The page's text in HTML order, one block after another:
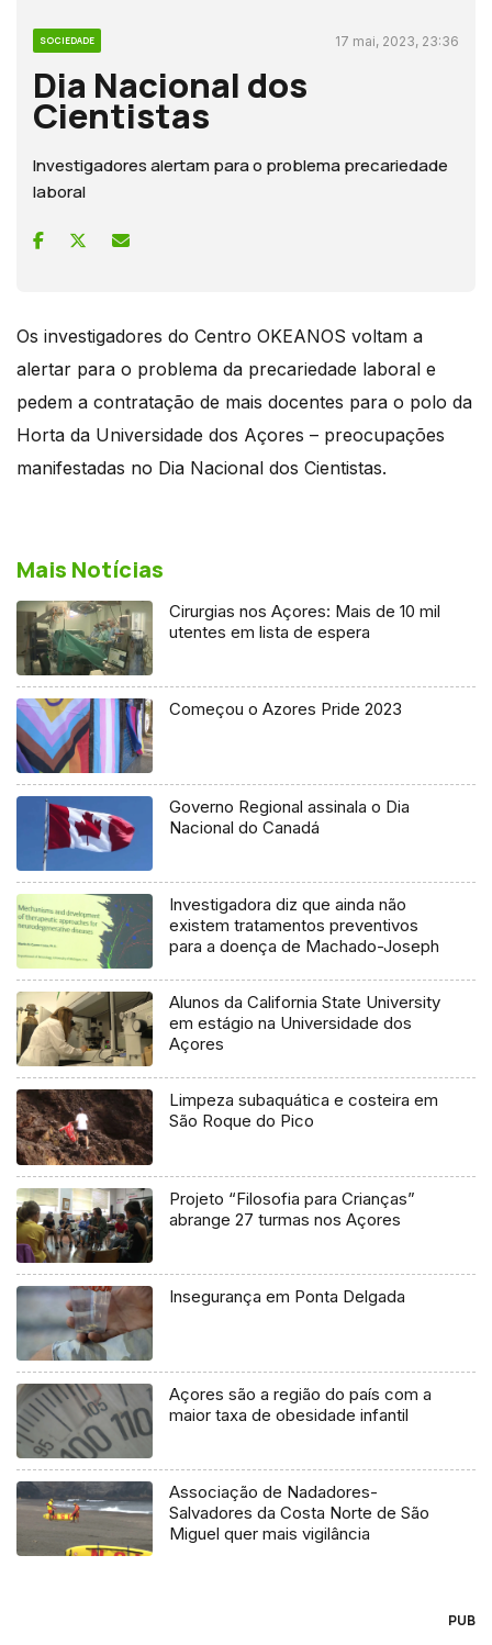
SOCIEDADE 17 mai, 2023, 23:36
Dia Nacional dos
Cientistas
Investigadores alertam para o problema precariedade
laboral
Os investigadores do Centro OKEANOS voltam a
alertar para o problema da precariedade laboral e
pedem a contratação de mais docentes para o polo da
Horta da Universidade dos Açores – preocupações
manifestadas no Dia Nacional dos Cientistas.
Mais Notícias
Cirurgias nos Açores: Mais de 10 mil
utentes em lista de espera
Começou o Azores Pride 2023
Governo Regional assinala o Dia
Nacional do Canadá
Investigadora diz que ainda não
existem tratamentos preventivos
para a doença de Machado-Joseph
Alunos da California State University
em estágio na Universidade dos
Açores
Limpeza subaquática e costeira em
São Roque do Pico
Projeto “Filosofia para Crianças”
abrange 27 turmas nos Açores
Insegurança em Ponta Delgada
Açores são a região do país com a
maior taxa de obesidade infantil
Associação de Nadadores-
Salvadores da Costa Norte de São
Miguel quer mais vigilância
PUB